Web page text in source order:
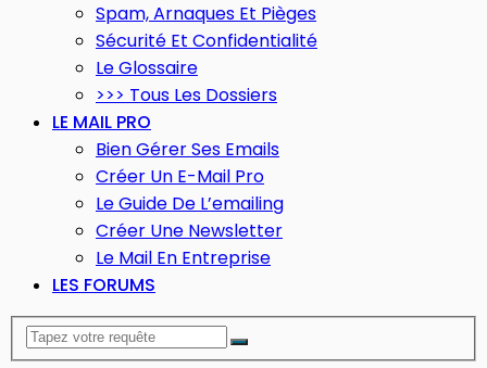
Spam, Arnaques Et Pièges
Sécurité Et Confidentialité
Le Glossaire
>>> Tous Les Dossiers
LE MAIL PRO
Bien Gérer Ses Emails
Créer Un E-Mail Pro
Le Guide De L’emailing
Créer Une Newsletter
Le Mail En Entreprise
LES FORUMS